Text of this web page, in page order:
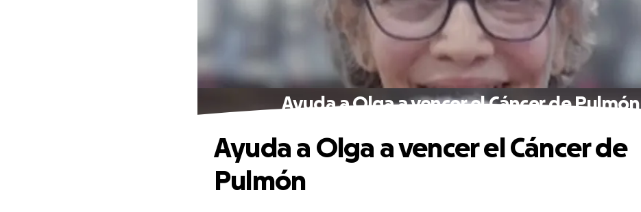
Ayuda a Olga a vencer el Cáncer de Pulmón
Ayuda a Olga a vencer el Cáncer de
Pulmón